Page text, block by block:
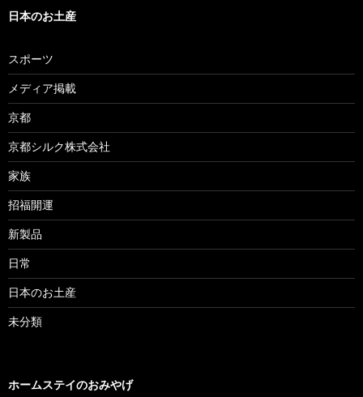
日本のお土産
スポーツ
メディア掲載
京都
京都シルク株式会社
家族
招福開運
新製品
日常
日本のお土産
未分類
ホームステイのおみやげ